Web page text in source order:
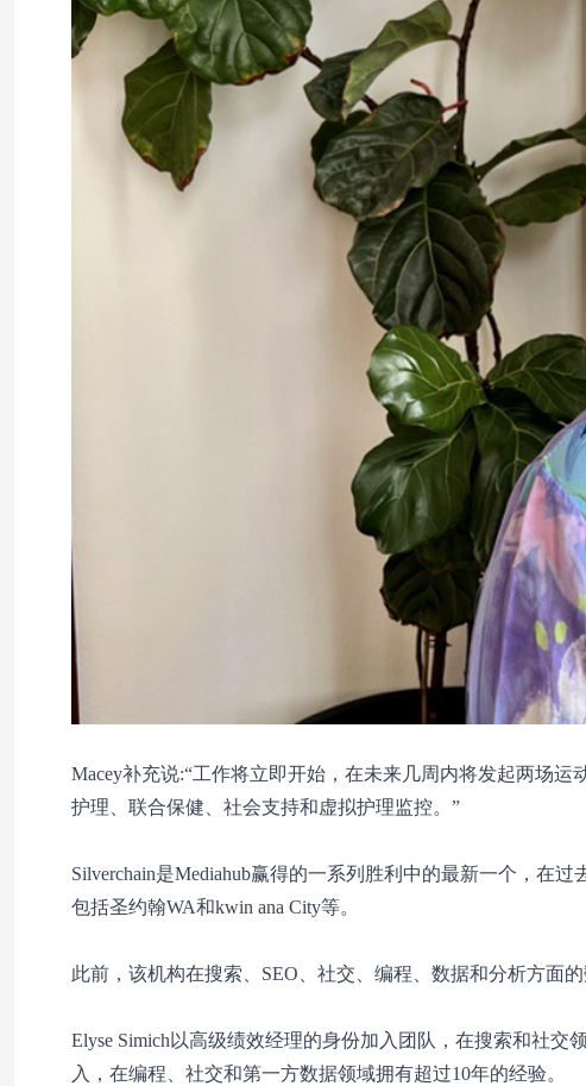
Macey补充说:“工作将立即开始，在未来几周内将发起两场
护理、联合保健、社会支持和虚拟护理监控。”
Silverchain是Mediahub赢得的一系列胜利中的最新一个，在
包括圣约翰WA和kwin ana City等。
此前，该机构在搜索、SEO、社交、编程、数据和分析方面
Elyse Simich以高级绩效经理的身份加入团队，在搜索和社交
入，在编程、社交和第一方数据领域拥有超过10年的经验。